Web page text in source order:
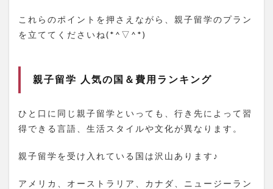
これらのポイントを押さえながら、親子留学のプラン
を立ててくださいね(*^▽^*)
親子留学 人気の国＆費用ランキング
ひと口に同じ親子留学といっても、行き先によって習
得できる言語、生活スタイルや文化が異なります。
親子留学を受け入れている国は沢山あります♪
アメリカ、オーストラリア、カナダ、ニュージーラン